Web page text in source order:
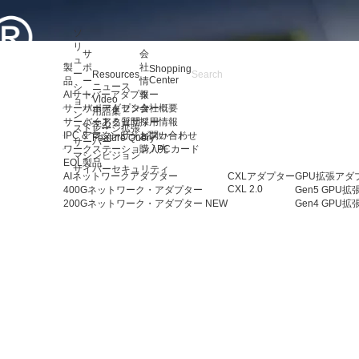
製
品
AIサーバーアダプター
サーバーアダプター
サーバーアクセサリー
IPC & マシンビジョンカード
ワークステーション / PCカード
EOL製品
AIネットワークアダプター
400Gネットワーク・アダプター
200Gネットワーク・アダプター NEW
CXLアダプター
CXL 2.0
GPU拡張アダ
Gen5 GPU拡
Gen4 GPU拡
ソ
リ
ュ
ー
シ
ョ
ン
ストレージ拡張
サーバー
マシンビジョン
サイバーセキュリティ
サ
ポ
ー
ト
サポートセンター
よくある質問
アフターサービス
Resources
ニュース
Video
用語集
学ぶ
Feature Query
会
社
情
報
会社概要
採用情報
お問い合わせ
購入先
Shopping
Center